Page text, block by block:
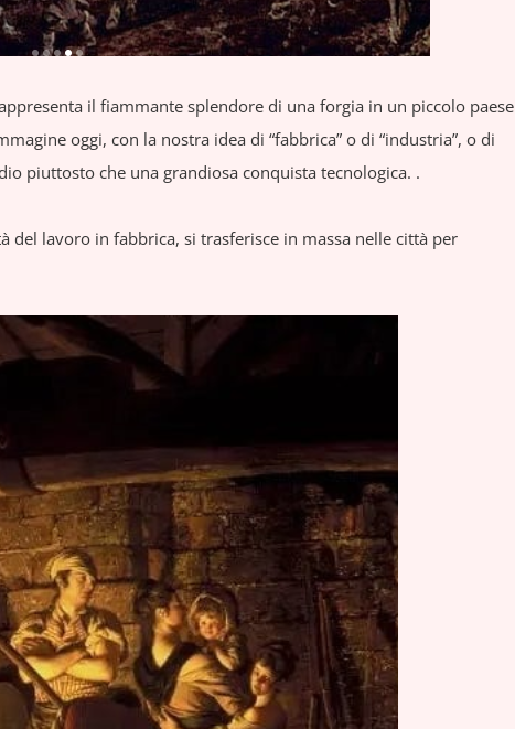
il fiammante splendore di una forgia in un piccolo paese
oggi, con la nostra idea di “fabbrica” o di “industria”, o di
piuttosto che una grandiosa conquista tecnologica. .
del lavoro in fabbrica, si trasferisce in massa nelle città per